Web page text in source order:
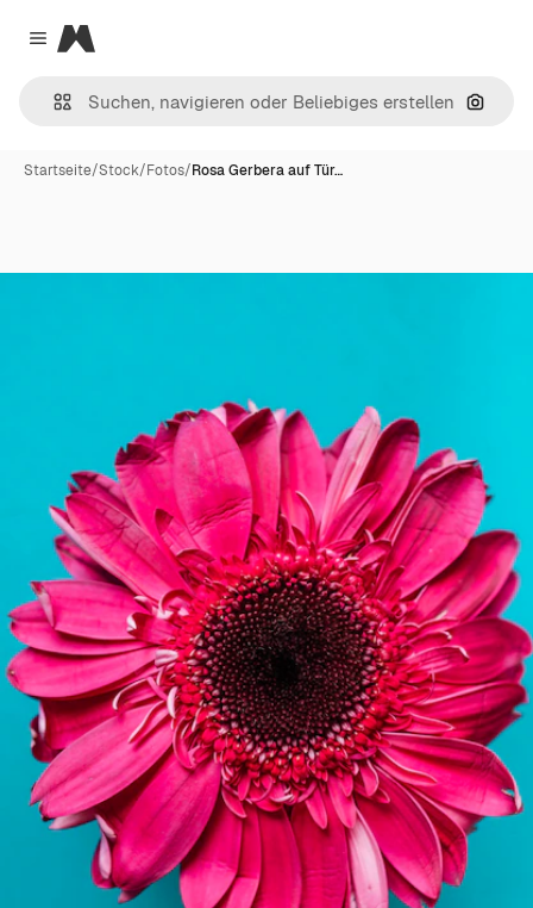
Close menu
Magnific
Nach
Startseite/Stock/Fotos/Rosa Gerbera auf Tür…